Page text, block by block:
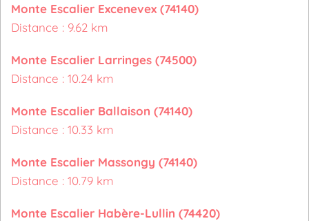
Monte Escalier Excenevex (74140)
Distance : 9.62 km
Monte Escalier Larringes (74500)
Distance : 10.24 km
Monte Escalier Ballaison (74140)
Distance : 10.33 km
Monte Escalier Massongy (74140)
Distance : 10.79 km
Monte Escalier Habère-Lullin (74420)